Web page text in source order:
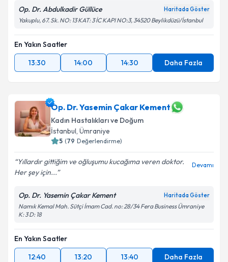
Op. Dr. Abdulkadir Güllüce Haritada Göster
Yakuplu, 67. Sk. NO: 13 KAT: 3 İC KAPI NO:3, 34520 Beylikdüzü/İstanbul
En Yakın Saatler
13:30
14:00 14:30 Daha Fazla
Op. Dr. Yasemin Çakar Kement
Kadın Hastalıkları ve Doğum
İstanbul, Ümraniye
5 (79 Değerlendirme)
Yıllardır gittiğim ve oğluşumu kucağıma veren doktor.
Her şey için...
Devamı
Op. Dr. Yasemin Çakar Kement Haritada Göster
Namık Kemal Mah. Sütçi İmam Cad. no: 28/34 Fera Business Ümraniye
K: 3 D: 18
En Yakın Saatler
12:40
13:20 13:40 Daha Fazla